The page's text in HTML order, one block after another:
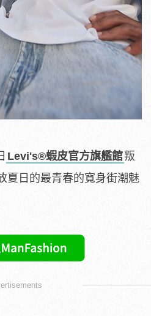
Levi's®蝦皮官方旗艦館叛
夏日的最青春的寬身街潮魅